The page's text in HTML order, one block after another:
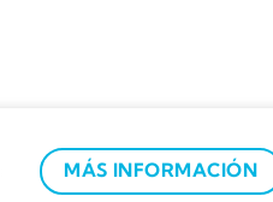
MÁS INFORMACIÓN